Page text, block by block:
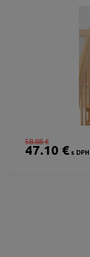
58.88 €
47.10 €s DPH